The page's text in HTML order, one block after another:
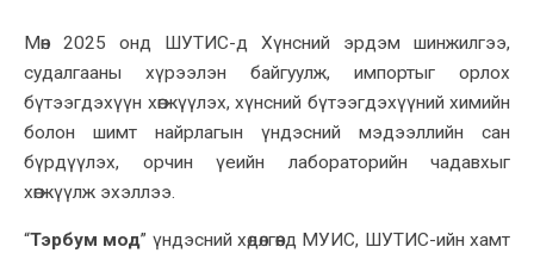
Мөн 2025 онд ШУТИС-д Хүнсний эрдэм шинжилгээ,
судалгааны хүрээлэн байгуулж, импортыг орлох
бүтээгдэхүүн хөгжүүлэх, хүнсний бүтээгдэхүүний химийн
болон шимт найрлагын үндэсний мэдээллийн сан
бүрдүүлэх, орчин үеийн лабораторийн чадавхыг
хөгжүүлж эхэллээ.
“Тэрбум мод” үндэсний хөдөлгөөнд МУИС, ШУТИС-ийн хамт